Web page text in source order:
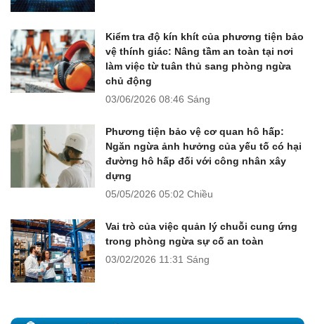
Kiểm tra độ kín khít của phương tiện bảo
vệ thính giác: Nâng tầm an toàn tại nơi
làm việc từ tuân thủ sang phòng ngừa
chủ động
03/06/2026 08:46 Sáng
Phương tiện bảo vệ cơ quan hô hấp:
Ngăn ngừa ảnh hưởng của yếu tố có hại
đường hô hấp đối với công nhân xây
dựng
05/05/2026 05:02 Chiều
Vai trò của việc quản lý chuỗi cung ứng
trong phòng ngừa sự cố an toàn
03/02/2026 11:31 Sáng